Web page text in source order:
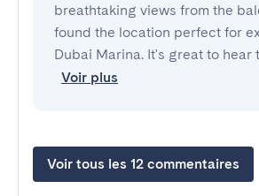
breathtaking views from the
found the location perfect for
Dubai Marina. It's great to hear
Voir plus
Voir tous les 12 commentaires